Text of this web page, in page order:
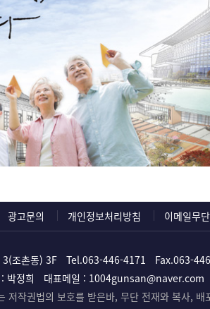
광고문의 개인정보처리방침 이메일무
3(조촌동) 3F Tel.063-446-4171
Fax.063-
박정희 대표메일 : 1004gunsan@naver.com
저작권법의 보호를 받은바, 무단 전재와 복사, 배